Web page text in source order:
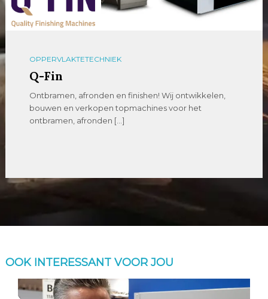
OPPERVLAKTETECHNIEK
Q-Fin
Ontbramen, afronden en finishen! Wij ontwikkelen,
bouwen en verkopen topmachines voor het
ontbramen, afronden […]
OOK INTERESSANT VOOR JOU